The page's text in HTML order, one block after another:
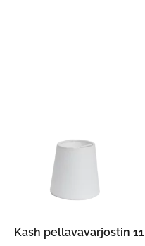
Kash pellavavarjostin 11